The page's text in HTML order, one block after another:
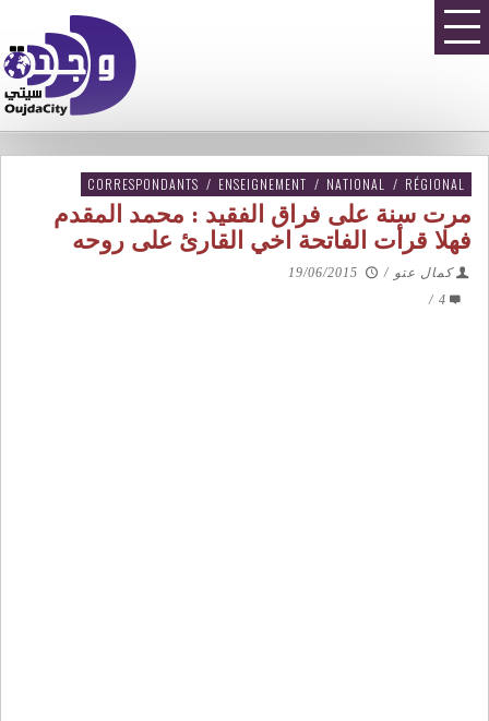
CORRESPONDANTS / ENSEIGNEMENT / NATIONAL / RÉGIONAL
مرت سنة على فراق الفقيد : محمد المقدم
فهلا قرأت الفاتحة اخي القارئ على روحه
كمال عتو /
19/06/2015
4
/